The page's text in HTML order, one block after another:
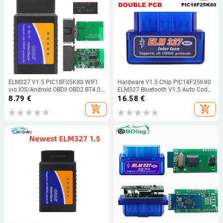
ELM327 V1.5 PIC18F25K80 WIFI
για IOS/Android OBDII OBD2 BT4.0-
Ασύρματο OBD 2 Car Diagnostic
Auto Tool Scanner ELM 327 V 1 5
8.79 €
add_shopping_cart
Hardware V1.5 Chip PIC18F25K80
ELM327 Bluetooth V1.5 Auto Code
Reader Super MINI ELM 327 Works
ΣΕ Android Symbian FW V1.5 BEST
16.58 €
add_shopping_cart